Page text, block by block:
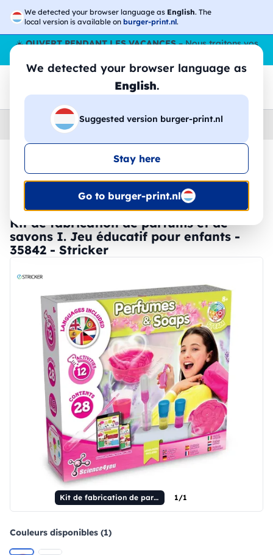
We detected your browser language as English. The
local version is available on burger-print.nl.
We detected your browser language as
English.
Suggested version burger-print.nl
Stay here
Go to burger-print.nl
☀️OUVERT PENDANT LES VACANCES– Nous traitons vos
Accessoires › gadgets-personnalises
🔥 Impression DTF à -30 %
Kit de fabrication de parfums et de
savons I. Jeu éducatif pour enfants -
35842 - Stricker
Kit de fabrication de parfums et de savons I. Jeu éducatif pour enfants 1/1
Couleurs disponibles (1)